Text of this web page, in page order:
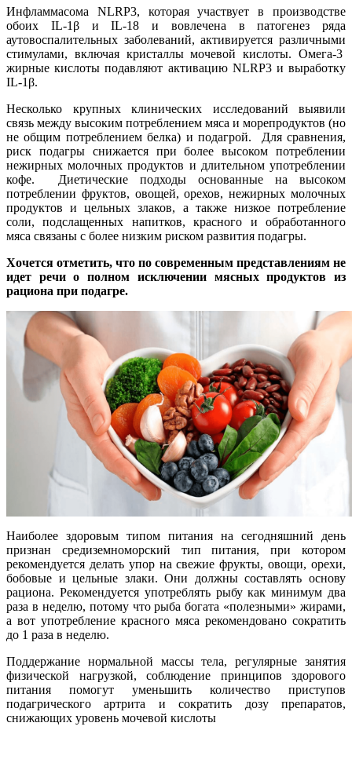
Инфламмасома NLRP3, которая участвует в производстве
обоих IL-1β и IL-18 и вовлечена в патогенез ряда
аутовоспалительных заболеваний, активируется различными
стимулами, включая кристаллы мочевой кислоты. Омега-3
жирные кислоты подавляют активацию NLRP3 и выработку
IL-1β.
Несколько крупных клинических исследований выявили
связь между высоким потреблением мяса и морепродуктов (но
не общим потреблением белка) и подагрой. Для сравнения,
риск подагры снижается при более высоком потреблении
нежирных молочных продуктов и длительном употреблении
кофе. Диетические подходы основанные на высоком
потреблении фруктов, овощей, орехов, нежирных молочных
продуктов и цельных злаков, а также низкое потребление
соли, подслащенных напитков, красного и обработанного
мяса связаны с более низким риском развития подагры.
Хочется отметить, что по современным представлениям не
идет речи о полном исключении мясных продуктов из
рациона при подагре.
Наиболее здоровым типом питания на сегодняшний день
признан средиземноморский тип питания, при котором
рекомендуется делать упор на свежие фрукты, овощи, орехи,
бобовые и цельные злаки. Они должны составлять основу
рациона. Рекомендуется употреблять рыбу как минимум два
раза в неделю, потому что рыба богата «полезными» жирами,
а вот употребление красного мяса рекомендовано сократить
до 1 раза в неделю.
Поддержание нормальной массы тела, регулярные занятия
физической нагрузкой, соблюдение принципов здорового
питания помогут уменьшить количество приступов
подагрического артрита и сократить дозу препаратов,
снижающих уровень мочевой кислоты